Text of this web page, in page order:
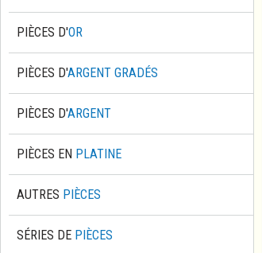
PIÈCES D'OR
PIÈCES D'ARGENT GRADÉS
PIÈCES D'ARGENT
PIÈCES EN PLATINE
AUTRES PIÈCES
SÉRIES DE PIÈCES